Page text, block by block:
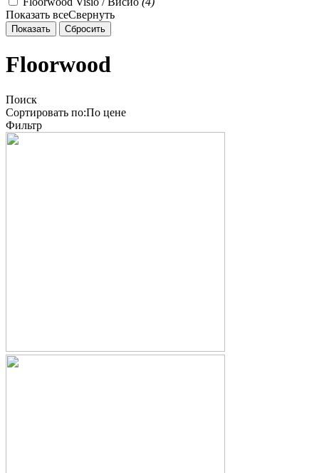
Показать всеСвернуть
Floorwood
Поиск
Сортировать по:По цене
Фильтр